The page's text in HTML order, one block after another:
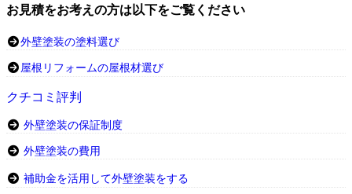
お見積をお考えの方は以下をご覧ください
外壁塗装の塗料選び
屋根リフォームの屋根材選び
クチコミ評判
外壁塗装の保証制度
外壁塗装の費用
補助金を活用して外壁塗装をする